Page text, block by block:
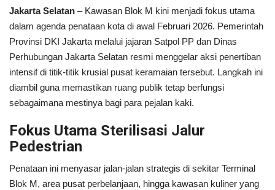
Kesehatan
Layanan Publik
Perempuan/Anak
Jakarta Selatan – Kawasan Blok M kini menjadi fokus utama
dalam agenda penataan kota di awal Februari 2026. Pemerintah
Provinsi DKI Jakarta melalui jajaran Satpol PP dan Dinas
Perhubungan Jakarta Selatan resmi menggelar aksi penertiban
intensif di titik-titik krusial pusat keramaian tersebut. Langkah ini
diambil guna memastikan ruang publik tetap berfungsi
sebagaimana mestinya bagi para pejalan kaki.
Fokus Utama Sterilisasi Jalur
Pedestrian
Penataan ini menyasar jalan-jalan strategis di sekitar Terminal
Blok M, area pusat perbelanjaan, hingga kawasan kuliner yang